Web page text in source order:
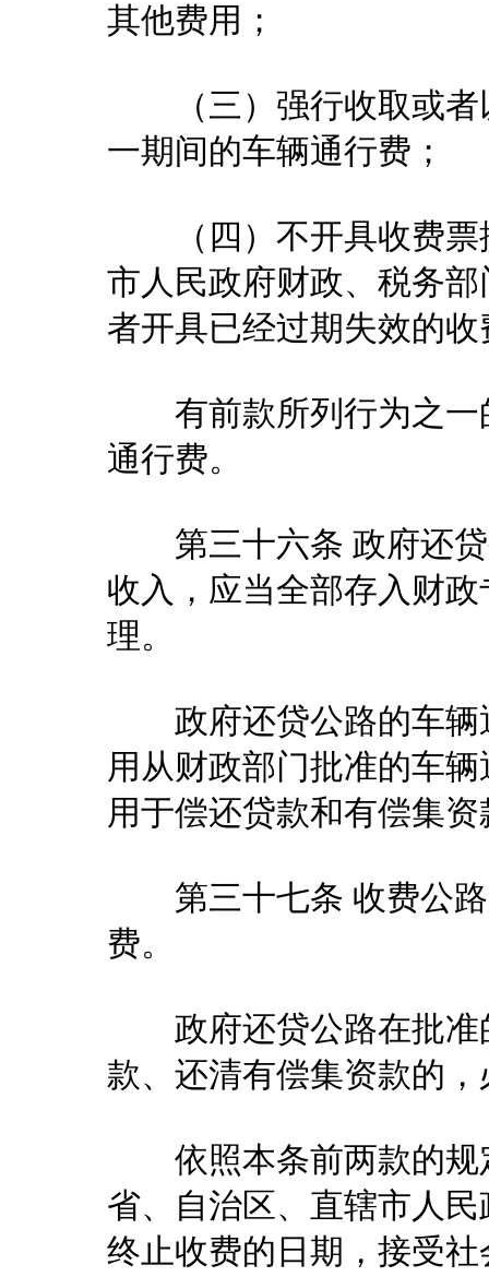
其他费用；
（三）强行收取或者
一期间的车辆通行费；
（四）不开具收费票
市人民政府财政、税务
者开具已经过期失效的
有前款所列行为之一
通行费。
第三十六条 政府还贷
收入，应当全部存入财
理。
政府还贷公路的车辆
用从财政部门批准的车
用于偿还贷款和有偿集
第三十七条 收费公路
费。
政府还贷公路在批准
款、还清有偿集资款的
依照本条前两款的规
省、自治区、直辖市人
终止收费的日期，接受